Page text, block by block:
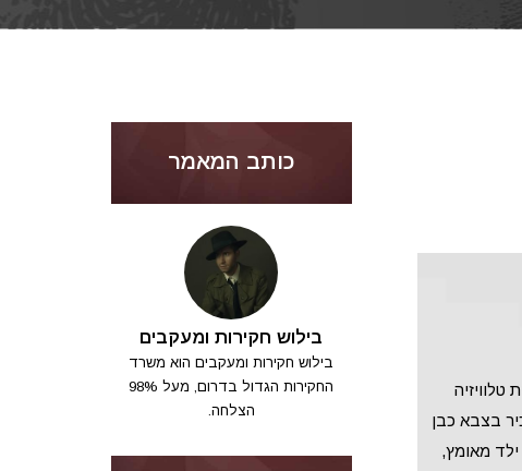
בצבא כבן
מאומץ,
כותב המאמר
בילוש חקירות ומעקבים
בילוש חקירות ומעקבים הוא משרד
החקירות הגדול בדרום, מעל 98%
הצלחה.